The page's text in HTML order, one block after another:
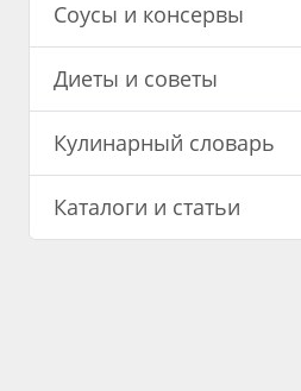
Соусы и консервы
Диеты и советы
Кулинарный словарь
Каталоги и статьи